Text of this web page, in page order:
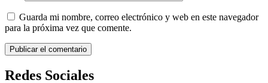
Guarda mi nombre, correo electrónico y web en este navegador
para la próxima vez que comente.
Redes Sociales